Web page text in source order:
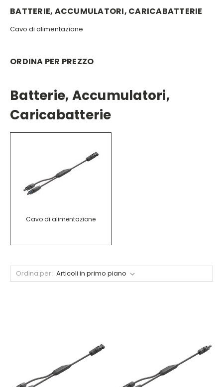
BATTERIE, ACCUMULATORI, CARICABATTERIE
Cavo di alimentazione
ORDINA PER PREZZO
Batterie, Accumulatori,
Caricabatterie
Cavo di alimentazione
Ordina per: